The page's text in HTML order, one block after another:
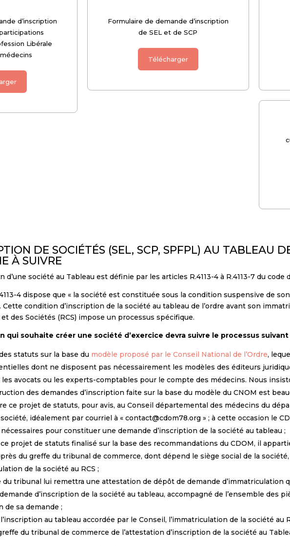
d’inscription
Libérale
Formulaire de demande d’inscription
de SEL et de SCP
Télécharger
DE SOCIÉTÉS (SEL, SCP, SPFPL) AU TABLEAU
À SUIVRE
d’une société au Tableau est définie par les articles R.4113-4 à R.4113-7 du code
4113-4 dispose que « la société est constituée sous la condition suspensive de
Cette condition d’inscription de la société au tableau de l’ordre avant son
des Sociétés (RCS) impose un processus spécifique.
qui souhaite créer une société d’exercice devra suivre le processus suivant
statuts sur la base du modèle proposé par le Conseil National de l’Ordre,
dont ne disposent pas nécessairement les modèles des éditeurs
avocats ou les experts-comptables pour le compte des médecins. Nous
des demandes d’inscription faite sur la base du modèle du CNOM est
ce projet de statuts, pour avis, au Conseil départemental des médecins du
idéalement par courriel à « contact@cdom78.org » ; à cette occasion le
pour constituer une demande d’inscription de la société au tableau ;
projet de statuts finalisé sur la base des recommandations du CDOM, il
du greffe du tribunal de commerce, dont dépend le siège social de la
de la société au RCS ;
du tribunal lui remettra une attestation de dépôt de demande d’immatriculation
d’inscription de la société au tableau, accompagné de l’ensemble des
de sa demande ;
au tableau accordée par le Conseil, l’immatriculation de la société au
du tribunal de commerce de l’attestation d’inscription de la société au